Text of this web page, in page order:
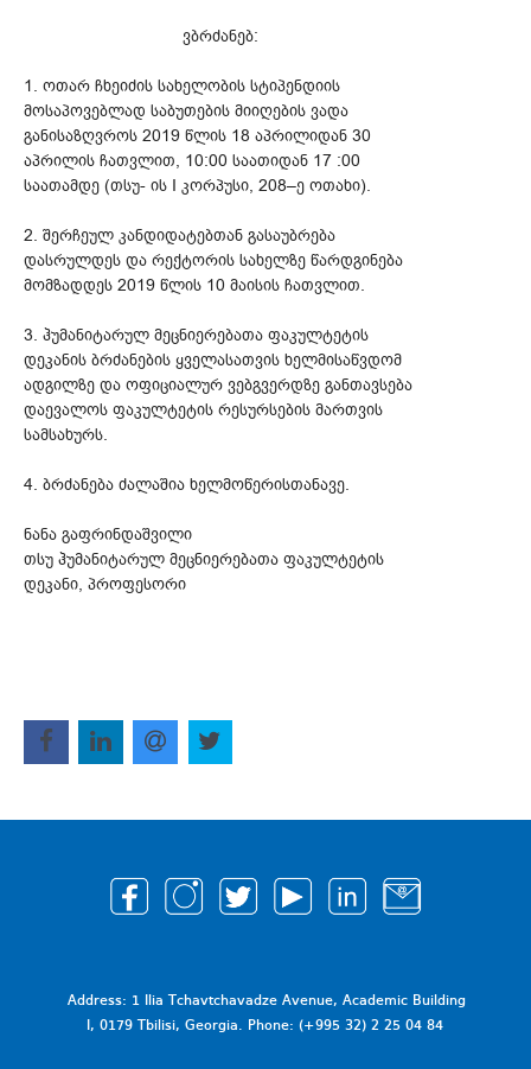
ვბრძანებ:
1. ოთარ ჩხეიძის სახელობის სტიპენდიის
მოსაპოვებლად საბუთების მიიღების ვადა
განისაზღვროს 2019 წლის 18 აპრილიდან 30
აპრილის ჩათვლით, 10:00 საათიდან 17 :00
საათამდე (თსუ- ის I კორპუსი, 208–ე ოთახი).
2. შერჩეულ კანდიდატებთან გასაუბრება
დასრულდეს და რექტორის სახელზე წარდგინება
მომზადდეს 2019 წლის 10 მაისის ჩათვლით.
3. ჰუმანიტარულ მეცნიერებათა ფაკულტეტის
დეკანის ბრძანების ყველასათვის ხელმისაწვდომ
ადგილზე და ოფიციალურ ვებგვერდზე განთავსება
დაევალოს ფაკულტეტის რესურსების მართვის
სამსახურს.
4. ბრძანება ძალაშია ხელმოწერისთანავე.
ნანა გაფრინდაშვილი
თსუ ჰუმანიტარულ მეცნიერებათა ფაკულტეტის
დეკანი, პროფესორი
Address: 1 Ilia Tchavtchavadze Avenue, Academic Building
I, 0179 Tbilisi, Georgia. Phone: (+995 32) 2 25 04 84